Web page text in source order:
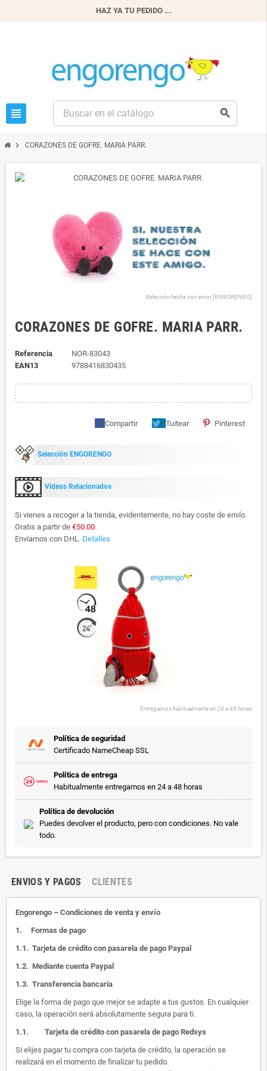
HAZ YA TU PEDIDO ...
view_headline search
chevron_right CORAZONES DE GOFRE. MARIA PARR.
Selección hecha con amor [ENGORENGO]
CORAZONES DE GOFRE. MARIA PARR.
Referencia
NOR-83043
EAN13
9788416830435
Compartir Tuitear Pinterest
Selección ENGORENGO
Videos Relacionados
Si vienes a recoger a la tienda, evidentemente, no hay coste de envío.
Gratis a partir de €50.00.
Enviamos con DHL. Detalles
Entregamos habitualmente en 24 a 48 horas
Política de seguridad
Certificado NameCheap SSL
Política de entrega
Habitualmente entregamos en 24 a 48 horas
Política de devolución
Puedes devolver el producto, pero con condiciones. No vale
todo.
ENVIOS Y PAGOS CLIENTES
Engorengo – Condiciones de venta y envío
1. Formas de pago
1.1. Tarjeta de crédito con pasarela de pago Paypal
1.2. Mediante cuenta Paypal
1.3. Transferencia bancaria
Elige la forma de pago que mejor se adapte a tus gustos. En cualquier
caso, la operación será absolutamente segura para ti.
1.1. Tarjeta de crédito con pasarela de pago Redsys
Si elijes pagar tu compra con tarjeta de crédito, la operación se
realizará en el momento de finalizar tu pedido.